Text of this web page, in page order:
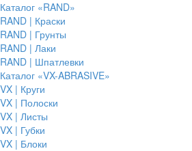
Каталог «RAND»
RAND | Краски
RAND | Грунты
RAND | Лаки
RAND | Шпатлевки
Каталог «VX-ABRASIVE»
VX | Круги
VX | Полоски
VX | Листы
VX | Губки
VX | Блоки